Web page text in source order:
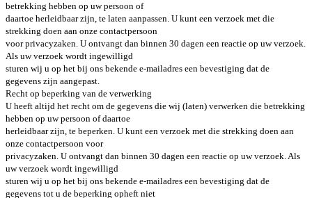
betrekking hebben op uw persoon of
daartoe herleidbaar zijn, te laten aanpassen. U kunt een verzoek met die
strekking doen aan onze contactpersoon
voor privacyzaken. U ontvangt dan binnen 30 dagen een reactie op uw verzoek.
Als uw verzoek wordt ingewilligd
sturen wij u op het bij ons bekende e-mailadres een bevestiging dat de
gegevens zijn aangepast.
Recht op beperking van de verwerking
U heeft altijd het recht om de gegevens die wij (laten) verwerken die betrekking
hebben op uw persoon of daartoe
herleidbaar zijn, te beperken. U kunt een verzoek met die strekking doen aan
onze contactpersoon voor
privacyzaken. U ontvangt dan binnen 30 dagen een reactie op uw verzoek. Als
uw verzoek wordt ingewilligd
sturen wij u op het bij ons bekende e-mailadres een bevestiging dat de
gegevens tot u de beperking opheft niet